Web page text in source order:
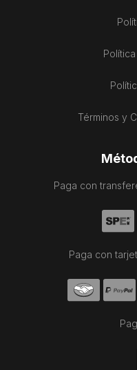
Términos y
Paga con
Paga con